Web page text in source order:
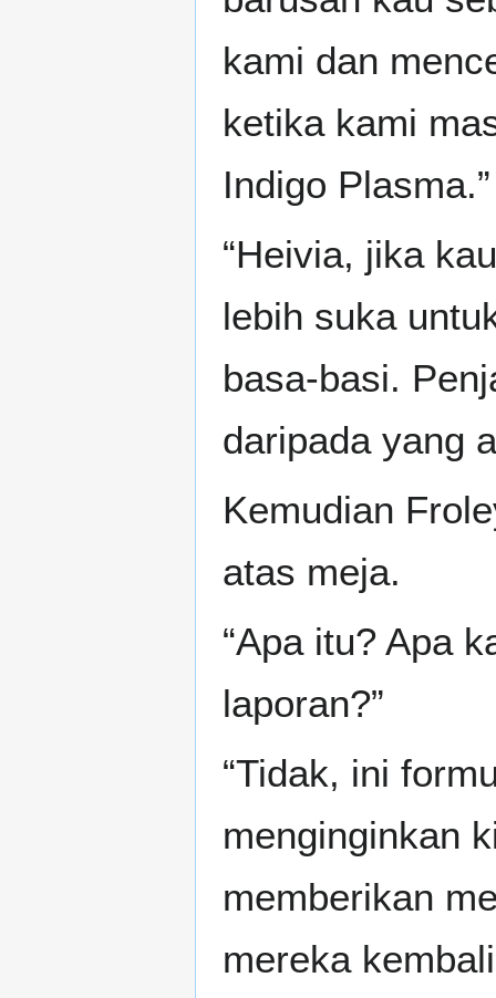
kami dan
ketika kami
Indigo Plasma.”
“Heivia, jika
lebih suka
basa-basi.
daripada yang
Kemudian
atas meja.
“Apa itu? Apa
laporan?”
“Tidak, ini
menginginkan
memberikan
mereka